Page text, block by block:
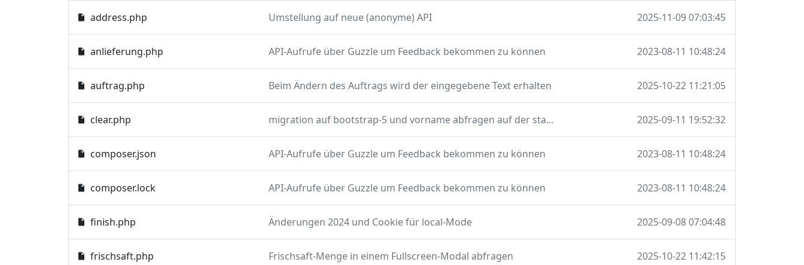
address.php Umstellung auf neue (anonyme) API 2025-11-09 07:03:45
anlieferung.php API-Aufrufe über Guzzle um Feedback bekommen zu können 2023-08-11 10:48:24
auftrag.php Beim Ändern des Auftrags wird der eingegebene Text erhalten 2025-10-22 11:21:05
clear.php migration auf bootstrap-5 und vorname abfragen auf der startseite 2025-09-11 19:52:32
composer.json API-Aufrufe über Guzzle um Feedback bekommen zu können 2023-08-11 10:48:24
composer.lock API-Aufrufe über Guzzle um Feedback bekommen zu können 2023-08-11 10:48:24
finish.php Änderungen 2024 und Cookie für local-Mode 2025-09-08 07:04:48
frischsaft.php Frischsaft-Menge in einem Fullscreen-Modal abfragen 2025-10-22 11:42:15